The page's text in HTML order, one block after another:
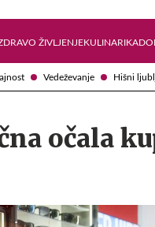
Vedeževanje Hišni
ŽIVLJENJEKULINARIKA
očala